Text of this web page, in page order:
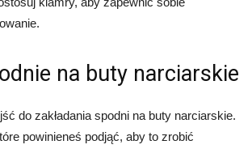
na buty narciarskie
do zakładania spodni na buty narciarskie.
powinieneś podjąć, aby to zrobić